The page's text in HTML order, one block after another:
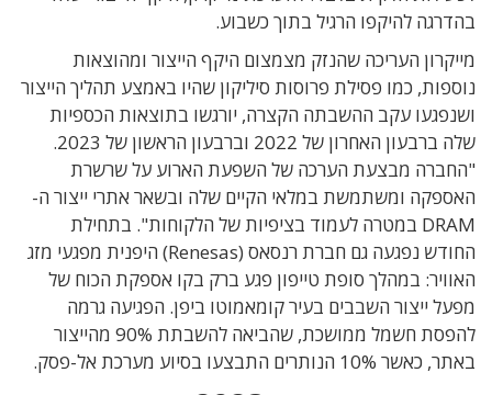
בהדרגה להיקפו הרגיל בתוך כשבוע.
מייקרון העריכה שהנזק מצמצום היקף הייצור ומהוצאות
נוספות, כמו פסילת פרוסות סיליקון שהיו באמצע תהליך הייצור
ושנפגעו עקב ההשבתה הקצרה, יורגשו בתוצאות הכספיות
שלה ברבעון האחרון של 2022 וברבעון הראשון של 2023.
"החברה מבצעת הערכה של השפעת הארוע על שרשרת
האספקה ומשתמשת במלאי הקיים שלה ובשאר אתרי ייצור ה-
DRAM במטרה לעמוד בציפיות של הלקוחות". בתחילת
החודש נפגעה גם חברת רנסאס (Renesas) היפנית מפגעי מזג
האוויר: במהלך סופת טייפון פגע ברק בקו אספקת הכוח של
מפעל ייצור השבבים בעיר קומאמוטו ביפן. הפגיעה גרמה
להפסת חשמל ממושכת, שהביאה להשבתת 90% מהייצור
באתר, כאשר 10% הנותרים התבצעו בסיוע מערכת אל-פסק.